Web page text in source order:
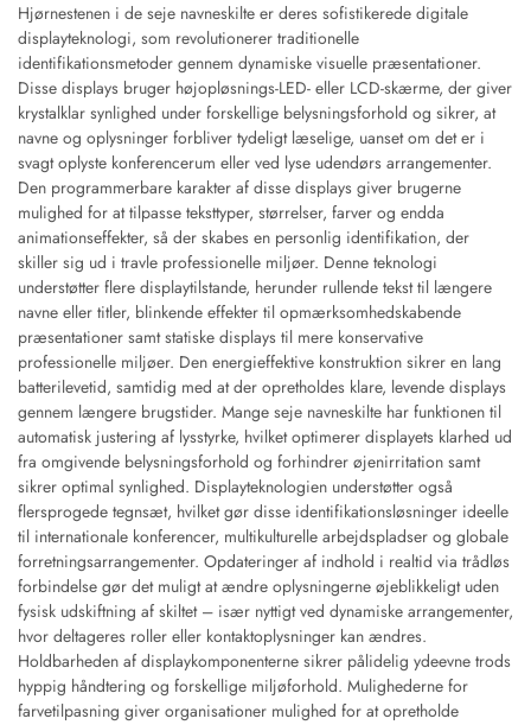
Hjørnestenen i de seje navneskilte er deres sofistikerede digitale
displayteknologi, som revolutionerer traditionelle
identifikationsmetoder gennem dynamiske visuelle præsentationer.
Disse displays bruger højopløsnings-LED- eller LCD-skærme, der giver
krystalklar synlighed under forskellige belysningsforhold og sikrer, at
navne og oplysninger forbliver tydeligt læselige, uanset om det er i
svagt oplyste konferencerum eller ved lyse udendørs arrangementer.
Den programmerbare karakter af disse displays giver brugerne
mulighed for at tilpasse teksttyper, størrelser, farver og endda
animationseffekter, så der skabes en personlig identifikation, der
skiller sig ud i travle professionelle miljøer. Denne teknologi
understøtter flere displaytilstande, herunder rullende tekst til længere
navne eller titler, blinkende effekter til opmærksomhedskabende
præsentationer samt statiske displays til mere konservative
professionelle miljøer. Den energieffektive konstruktion sikrer en lang
batterilevetid, samtidig med at der opretholdes klare, levende displays
gennem længere brugstider. Mange seje navneskilte har funktionen til
automatisk justering af lysstyrke, hvilket optimerer displayets klarhed ud
fra omgivende belysningsforhold og forhindrer øjenirritation samt
sikrer optimal synlighed. Displayteknologien understøtter også
flersprogede tegnsæt, hvilket gør disse identifikationsløsninger ideelle
til internationale konferencer, multikulturelle arbejdspladser og globale
forretningsarrangementer. Opdateringer af indhold i realtid via trådløs
forbindelse gør det muligt at ændre oplysningerne øjeblikkeligt uden
fysisk udskiftning af skiltet – især nyttigt ved dynamiske arrangementer,
hvor deltageres roller eller kontaktoplysninger kan ændres.
Holdbarheden af displaykomponenterne sikrer pålidelig ydeevne trods
hyppig håndtering og forskellige miljøforhold. Mulighederne for
farvetilpasning giver organisationer mulighed for at opretholde